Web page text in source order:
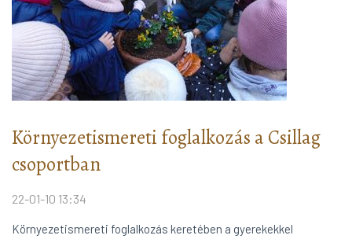
Környezetismereti foglalkozás a Csillag
csoportban
22-01-10 13:34
Környezetismereti foglalkozás keretében a gyerekekkel